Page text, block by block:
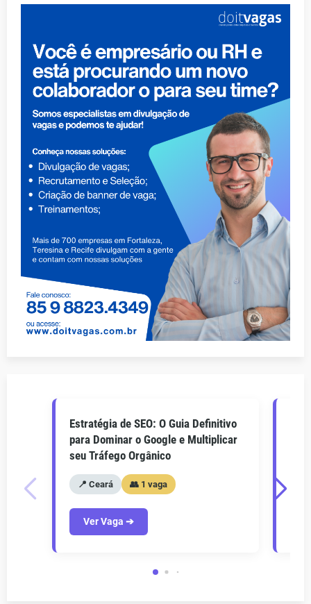
Estratégia de SEO: O Guia Definitivo
para Dominar o Google e Multiplicar
seu Tráfego Orgânico
📍 Ceará 👥 1 vaga
Ver Vaga ➔